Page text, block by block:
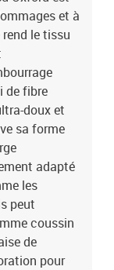
et à
le tissu
de fibre
doux et
sa forme
adapté
les
peut
coussin
de
pour